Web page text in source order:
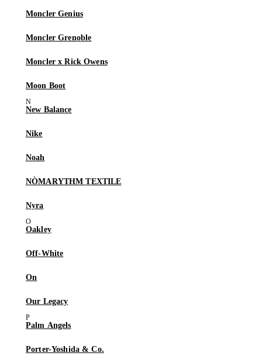
Moncler Genius
Moncler Grenoble
Moncler x Rick Owens
Moon Boot
New Balance
Nike
Noah
NÒMARYTHM TEXTILE
Nyra
Oakley
Off-White
On
Our Legacy
Palm Angels
Porter-Yoshida & Co.